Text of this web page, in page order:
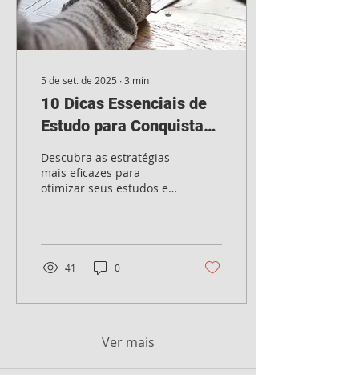
5 de set. de 2025 ∙3 min
10 Dicas Essenciais de
Estudo para Conquistar
sua Aprovação em
Concursos Públicos
Descubra as estratégias
mais eficazes para
otimizar seus estudos e
milhares de
concurseiros.
41 0
Ver mais